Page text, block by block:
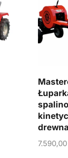
7.590,00